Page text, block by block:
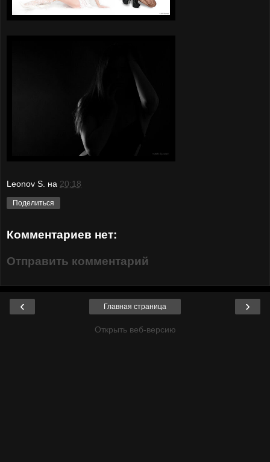
Leonov S. на 20:18
Поделиться
Комментариев нет:
Отправить комментарий
‹ ›
Главная страница
Открыть веб-версию